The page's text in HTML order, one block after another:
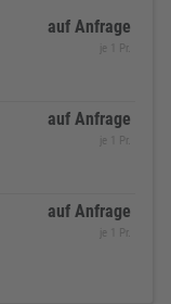
auf Anfrage
je 1 Pr.
auf Anfrage
je 1 Pr.
auf Anfrage
je 1 Pr.